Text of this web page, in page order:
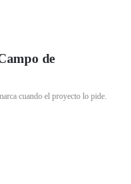
de
cuando el proyecto lo pide.